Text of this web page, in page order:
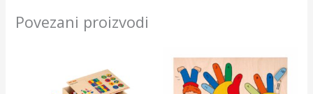
Povezani proizvodi